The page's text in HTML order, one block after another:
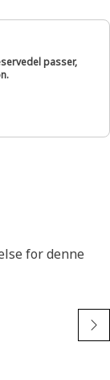
passer,
for denne